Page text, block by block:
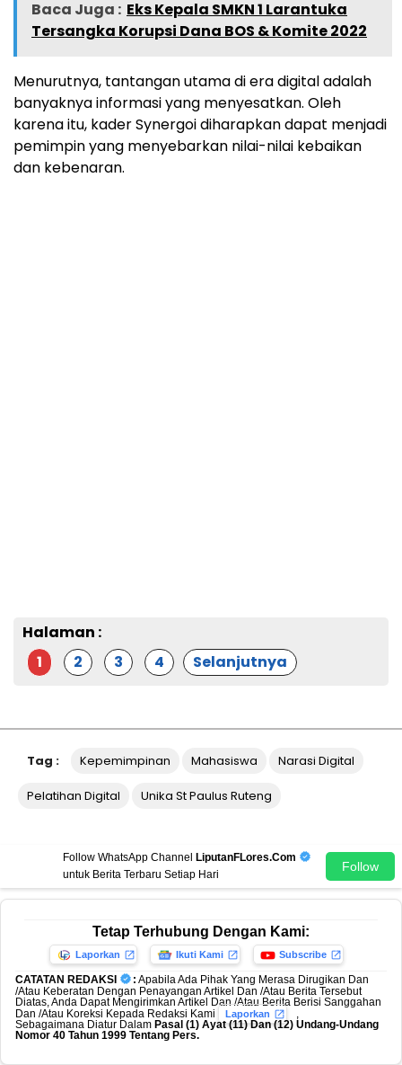
Baca Juga : Eks Kepala SMKN 1 Larantuka
Tersangka Korupsi Dana BOS & Komite 2022
Menurutnya, tantangan utama di era digital adalah
banyaknya informasi yang menyesatkan. Oleh
karena itu, kader Synergoi diharapkan dapat menjadi
pemimpin yang menyebarkan nilai-nilai kebaikan
dan kebenaran.
Halaman :
1
2 3 4 Selanjutnya
Tag : Kepemimpinan Mahasiswa Narasi Digital
Pelatihan Digital Unika St Paulus Ruteng
Follow WhatsApp Channel
LiputanFLores.Com
untuk Berita Terbaru Setiap Hari
Follow
Tetap Terhubung Dengan Kami:
Laporkan Ikuti Kami Subscribe
CATATAN REDAKSI : Apabila Ada Pihak Yang Merasa Dirugikan Dan
/Atau Keberatan Dengan Penayangan Artikel Dan /Atau Berita Tersebut
Diatas, Anda Dapat Mengirimkan Artikel Dan /Atau Berita Berisi Sanggahan
Dan /Atau Koreksi Kepada Redaksi Kami
Laporkan
,
Sebagaimana Diatur Dalam Pasal (1) Ayat (11) Dan (12) Undang-Undang
Nomor 40 Tahun 1999 Tentang Pers.